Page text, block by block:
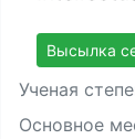
Высылка
Ученая
Основное